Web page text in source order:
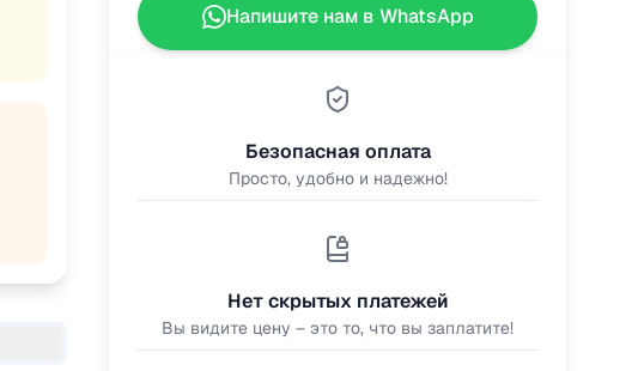
Напишите нам в WhatsApp
Безопасная оплата
Просто, удобно и надежно!
Нет скрытых платежей
Вы видите цену – это то, что вы заплатите!